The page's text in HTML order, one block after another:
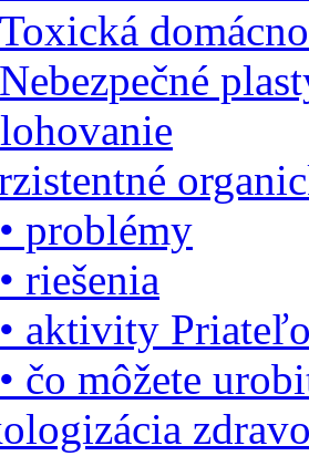
Toxická
Nebezpečné
• problémy
• riešenia
• aktivity
• čo môžete